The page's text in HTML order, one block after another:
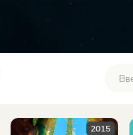
2023